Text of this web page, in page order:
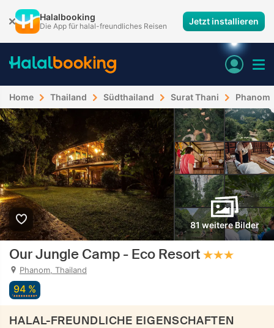
Halalbooking
Die App für halal-freundliches Reisen Jetzt installieren
Home Thailand Südthailand Surat Thani Phanom
81 weitere Bilder
Our Jungle Camp - Eco Resort
Phanom, Thailand
94 %
HALAL-FREUNDLICHE EIGENSCHAFTEN